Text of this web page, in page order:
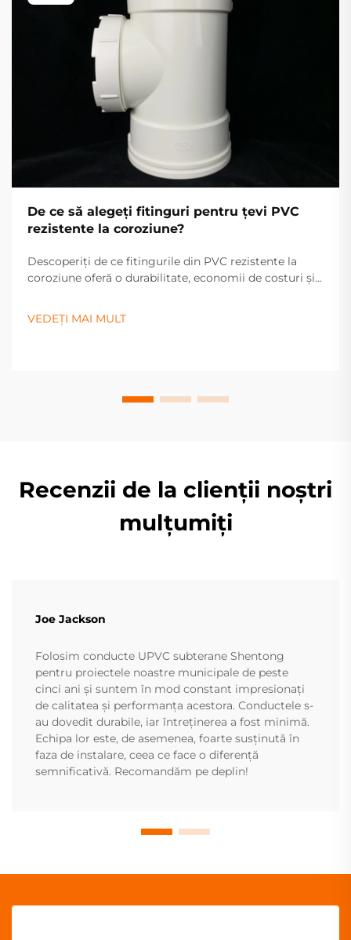
De ce să alegeți fitinguri pentru țevi PVC
rezistente la coroziune?
Descoperiți de ce fitingurile din PVC rezistente la
coroziune oferă o durabilitate, economii de costuri și
VEDEȚI MAI MULT
Recenzii de la clienții noștri
mulțumiți
Joe Jackson
Folosim conducte UPVC subterane Shentong
pentru proiectele noastre municipale de peste
cinci ani și suntem în mod constant impresionați
de calitatea și performanța acestora. Conductele s-
au dovedit durabile, iar întreținerea a fost minimă.
Echipa lor este, de asemenea, foarte susținută în
faza de instalare, ceea ce face o diferență
semnificativă. Recomandăm pe deplin!